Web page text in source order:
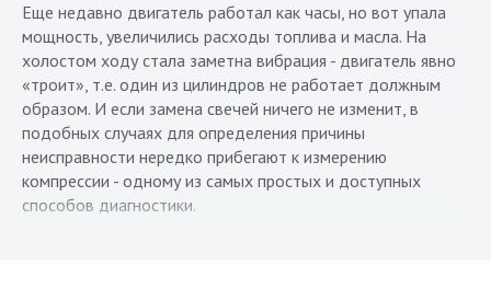
Еще недавно двигатель работал как часы, но вот упала
мощность, увеличились расходы топлива и масла. На
холостом ходу стала заметна вибрация - двигатель явно
«троит», т.е. один из цилиндров не работает должным
образом. И если замена свечей ничего не изменит, в
подобных случаях для определения причины
неисправности нередко прибегают к измерению
компрессии - одному из самых простых и доступных
способов диагностики.